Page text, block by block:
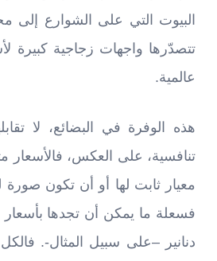
البيوت التي على الشوارع إلى
تتصدّرها واجهات زجاجية كبيرة
عالمية.
هذه الوفرة في البضائع، لا
تنافسية، على العكس، فالأسعار
معيار ثابت لها أو أن تكون صورة
دنانير –على سبيل المثال-.